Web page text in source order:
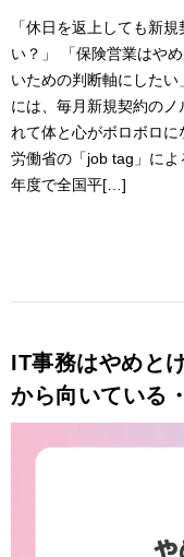
「休日を返上しても新
い？」 「保険営業はや
いための判断軸にした
には、毎月新規契約の
れて体と心がボロボロ
労働省の「job tag」に
年度で全国平[…]
IT事務はやめと
から向いている